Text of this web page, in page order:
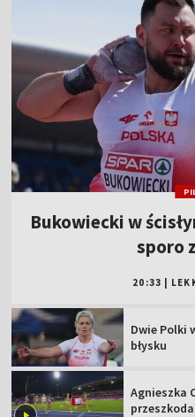
Bukowiecki w
sporo
20:33
Dwie Polki
błysku
Agnieszka